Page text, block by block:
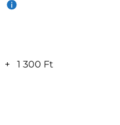
+ 1 300 Ft